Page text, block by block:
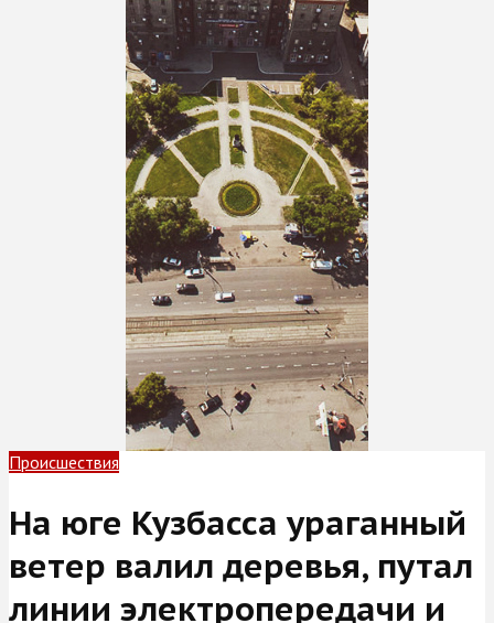
Происшествия
На юге Кузбасса ураганный
ветер валил деревья, путал
линии электропередачи и